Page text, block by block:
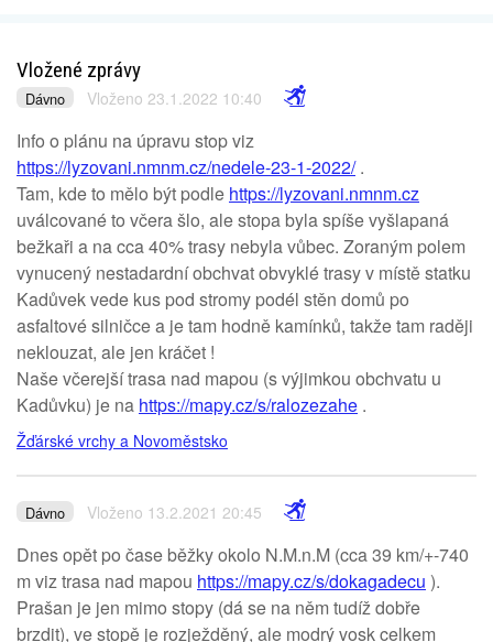
Vložené zprávy
Dávno Vloženo 23.1.2022 10:40
Info o plánu na úpravu stop viz
https://lyzovani.nmnm.cz/nedele-23-1-2022/.
Tam, kde to mělo být podle https://lyzovani.nmnm.cz
uválcované to včera šlo, ale stopa byla spíše vyšlapaná
bežkaři a na cca 40% trasy nebyla vůbec. Zoraným polem
vynucený nestadardní obchvat obvyklé trasy v místě statku
Kadůvek vede kus pod stromy podél stěn domů po
asfaltové silničce a je tam hodně kamínků, takže tam raději
neklouzat, ale jen kráčet !
Naše včerejší trasa nad mapou (s výjimkou obchvatu u
Kadůvku) je na https://mapy.cz/s/ralozezahe .
Žďárské vrchy a Novoměstsko
Dávno Vloženo 13.2.2021 20:45
Dnes opět po čase běžky okolo N.M.n.M (cca 39 km/+-740
m viz trasa nad mapou https://mapy.cz/s/dokagadecu ).
Prašan je jen mimo stopy (dá se na něm tudíž dobře
brzdit), ve stopě je rozježděný, ale modrý vosk celkem